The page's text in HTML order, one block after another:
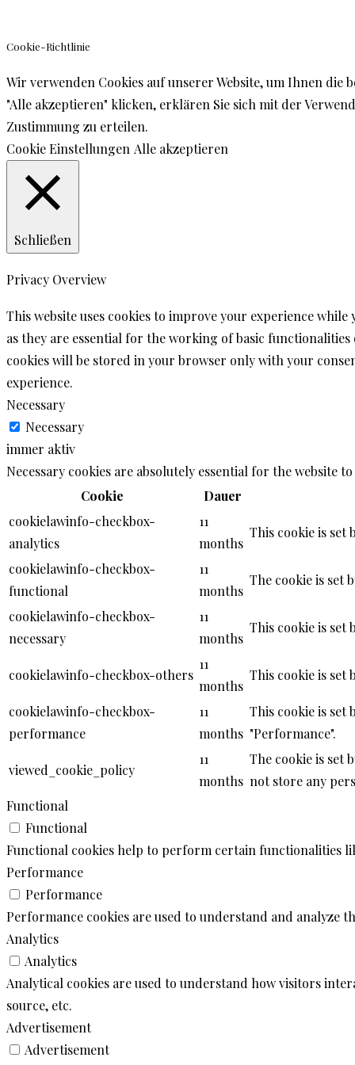
Cookie-Richtlinie
Wir verwenden Cookies auf unserer Website, um Ihnen
"Alle akzeptieren" klicken, erklären Sie sich mit der
Zustimmung zu erteilen.
Cookie Einstellungen Alle akzeptieren
Schließen
Privacy Overview
This website uses cookies to improve your experience
as they are essential for the working of basic
cookies will be stored in your browser only with your
experience.
Necessary
Necessary
immer aktiv
Necessary cookies are absolutely essential for the website
Cookie
Dauer
cookielawinfo-checkbox-
analytics
11
months
This cookie is set
cookielawinfo-checkbox-
functional
11
months
The cookie is set
cookielawinfo-checkbox-
necessary
11
months
This cookie is set
cookielawinfo-checkbox-others
11
months
This cookie is set
cookielawinfo-checkbox-
performance
11
months
This cookie is set
"Performance".
viewed_cookie_policy
11
months
The cookie is set
not store any
Functional
Functional
Functional cookies help to perform certain functionalities
Performance
Performance
Performance cookies are used to understand and analyze
Analytics
Analytics
Analytical cookies are used to understand how visitors
source, etc.
Advertisement
Advertisement